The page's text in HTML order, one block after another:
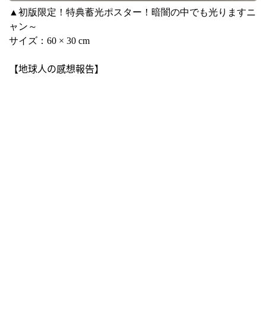
▲初版限定！特典蓄光ポスター！暗闇の中でも光りますニ
ャン～
サイズ： 60 × 30 cm
【地球人の感想報告】